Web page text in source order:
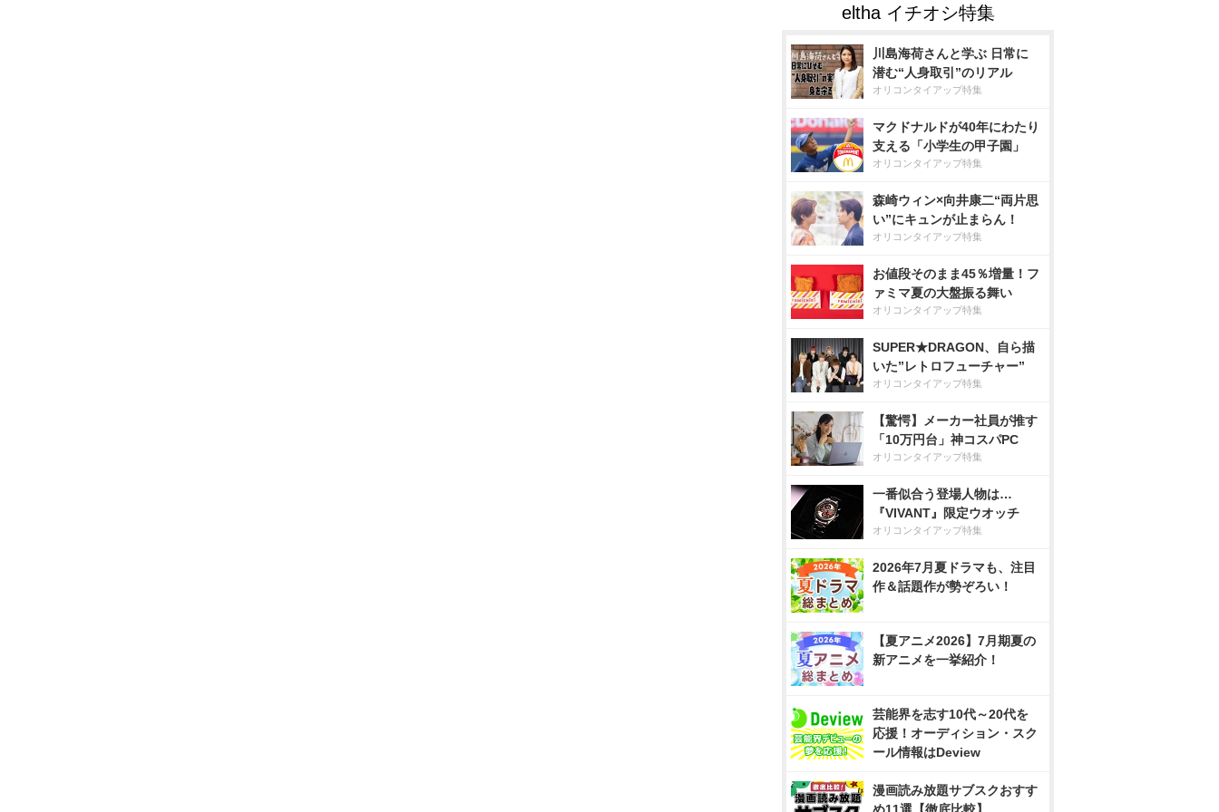
川島海荷さんと学ぶ 日常に
潜む“人身取引”のリアル
オリコンタイアップ特集
マクドナルドが40年にわたり
支える「小学生の甲子園」
オリコンタイアップ特集
森崎ウィン×向井康二“両片思
い”にキュンが止まらん！
オリコンタイアップ特集
お値段そのまま45％増量！フ
ァミマ夏の大盤振る舞い
オリコンタイアップ特集
SUPER★DRAGON、自ら描
いた”レトロフューチャー”
オリコンタイアップ特集
【驚愕】メーカー社員が推す
「10万円台」神コスパPC
オリコンタイアップ特集
一番似合う登場人物は…
『VIVANT』限定ウオッチ
オリコンタイアップ特集
2026年7月夏ドラマも、注目
作＆話題作が勢ぞろい！
【夏アニメ2026】7月期夏の
新アニメを一挙紹介！
芸能界を志す10代～20代を
応援！オーディション・スク
ール情報はDeview
漫画読み放題サブスクおすす